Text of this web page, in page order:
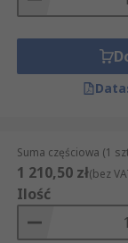
Suma częściowa (1
1 210,50 zł(bez
Ilość